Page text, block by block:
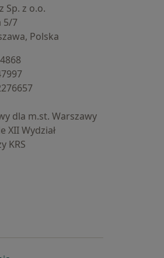
Sp. z o.o.
5/7
Polska
dla m.st. Warszawy
XII Wydział
KRS